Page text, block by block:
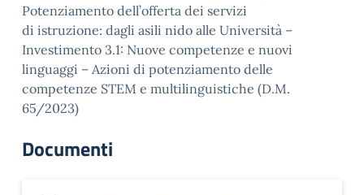
Potenziamento dell’offerta dei servizi
di istruzione: dagli asili nido alle Università –
Investimento 3.1: Nuove competenze e nuovi
linguaggi – Azioni di potenziamento delle
competenze STEM e multilinguistiche (D.M.
65/2023)
Documenti